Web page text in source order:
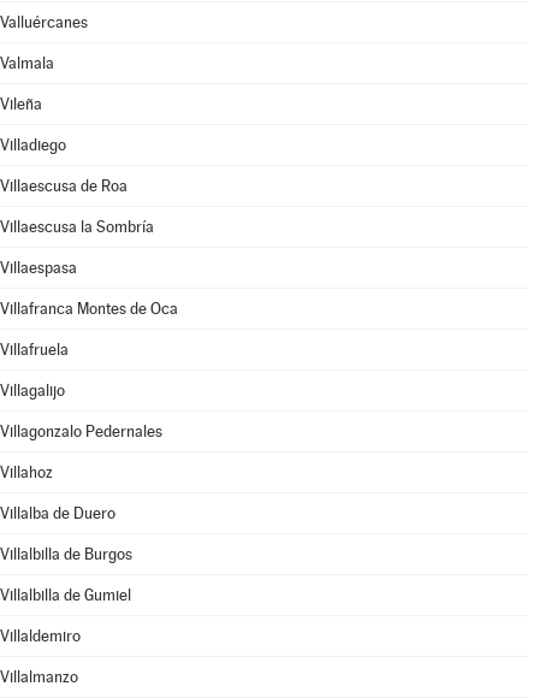
Valluércanes
Valmala
Vileña
Villadiego
Villaescusa de Roa
Villaescusa la Sombría
Villaespasa
Villafranca Montes de Oca
Villafruela
Villagalijo
Villagonzalo Pedernales
Villahoz
Villalba de Duero
Villalbilla de Burgos
Villalbilla de Gumiel
Villaldemiro
Villalmanzo